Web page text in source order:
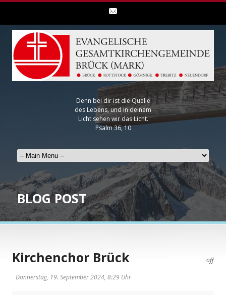
Denn bei dir ist die Quelle
des Lebens, und in deinem
Licht sehen wir das Licht.
Psalm 36, 10
BLOG POST
off
Kirchenchor Brück
Donnerstag, 19. September 2024, 8:29 Uhr